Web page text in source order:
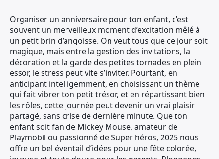
Organiser un anniversaire pour ton enfant, c’est
souvent un merveilleux moment d’excitation mêlé à
un petit brin d’angoisse. On veut tous que ce jour soit
magique, mais entre la gestion des invitations, la
décoration et la garde des petites tornades en plein
essor, le stress peut vite s’inviter. Pourtant, en
anticipant intelligemment, en choisissant un thème
qui fait vibrer ton petit trésor, et en répartissant bien
les rôles, cette journée peut devenir un vrai plaisir
partagé, sans crise de dernière minute. Que ton
enfant soit fan de Mickey Mouse, amateur de
Playmobil ou passionné de Super héros, 2025 nous
offre un bel éventail d’idées pour une fête colorée,